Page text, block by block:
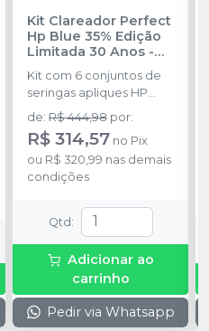
Kit Clareador Perfect
Hp Blue 35% Edição
Limitada 30 Anos-
FGM
Kit com 6 conjuntos de
seringas apliques HP
Blue 35%, 6 conjuntos de
seringas peróxido HP
Blue 35%, 1 frasco
neutralize com 2g, 1
seringa Top Dam Green
moldeiras quadradas de
1mm, 5 seringas de
aplicação Perfect 16%
com 3g, 1 IFU Pack
Perfect Kit VSP 3ID/5P, 1
pack pontas HP Blue 35%
Kit VSP 3ID/12P, 1 estojo
de: R$ 444,98 por:
R$ 314,57 no Pix
ou R$ 320,99 nas demais
condições
Qtd :
Adicionar ao
carrinho
Pedir via Whatsapp